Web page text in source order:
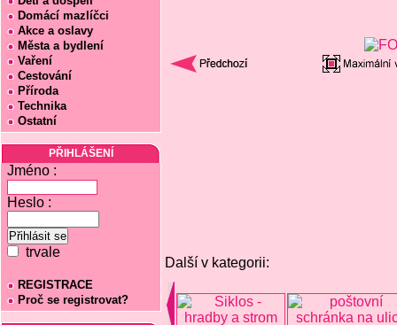
Domácí mazlíčci
Akce a oslavy
Města a bydlení
Vaření
Cestování
Příroda
Technika
Ostatní
PŘIHLÁŠENÍ
Jméno :
Heslo :
trvale
REGISTRACE
Proč se registrovat?
Další v kategorii: